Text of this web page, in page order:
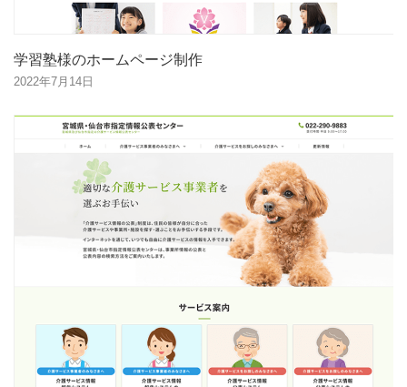
学習塾様のホームページ制作
2022年7月14日